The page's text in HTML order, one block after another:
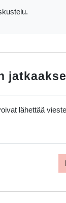
lähettää